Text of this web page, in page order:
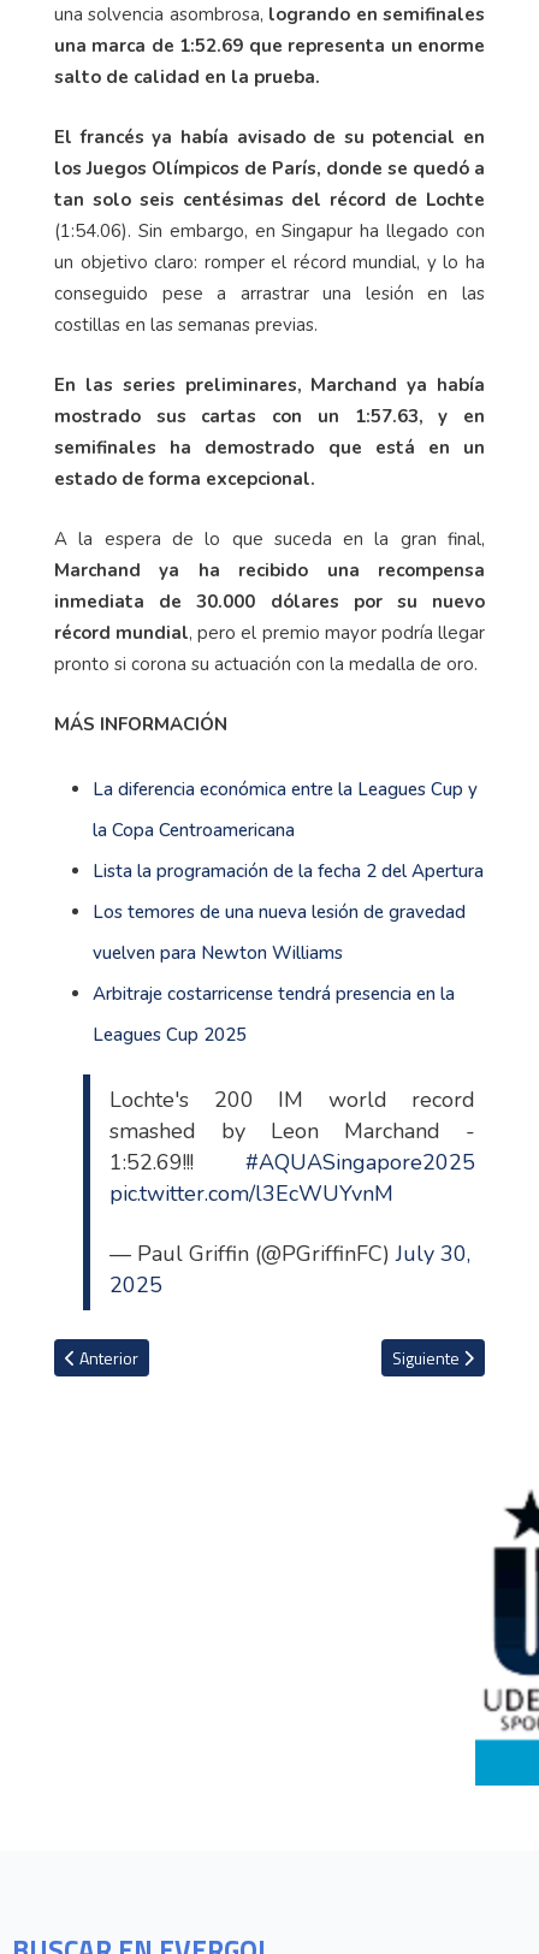
una solvencia asombrosa, logrando en semifinales
una marca de 1:52.69 que representa un enorme
salto de calidad en la prueba.
El francés ya había avisado de su potencial en
los Juegos Olímpicos de París, donde se quedó a
tan solo seis centésimas del récord de Lochte
(1:54.06). Sin embargo, en Singapur ha llegado con
un objetivo claro: romper el récord mundial, y lo ha
conseguido pese a arrastrar una lesión en las
costillas en las semanas previas.
En las series preliminares, Marchand ya había
mostrado sus cartas con un 1:57.63, y en
semifinales ha demostrado que está en un
estado de forma excepcional.
A la espera de lo que suceda en la gran final,
Marchand ya ha recibido una recompensa
inmediata de 30.000 dólares por su nuevo
récord mundial, pero el premio mayor podría llegar
pronto si corona su actuación con la medalla de oro.
MÁS INFORMACIÓN
La diferencia económica entre la Leagues Cup y
la Copa Centroamericana
Lista la programación de la fecha 2 del Apertura
Los temores de una nueva lesión de gravedad
vuelven para Newton Williams
Arbitraje costarricense tendrá presencia en la
Leagues Cup 2025
Lochte's 200 IM world record
smashed by Leon Marchand -
1:52.69!!! #AQUASingapore2025
pic.twitter.com/l3EcWUYvnM
— Paul Griffin (@PGriffinFC)July 30,
2025
Artículo anterior: ASOBIGRIE rinde homenaje a una leyenda viva
Anterior Artículo siguiente:
Siguiente